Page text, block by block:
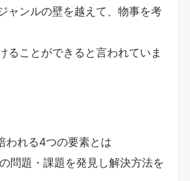
ャンルの壁を越えて、物事を考
ることができると言われていま
われる4つの要素とは
問題・課題を発見し解決方法を